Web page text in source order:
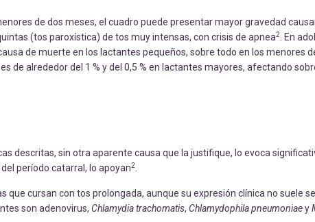
de dos meses, el cuadro puede presentar mayor gravedad
(tos paroxística) de tos muy intensas, con crisis de apnea2
. En
de muerte en los lactantes pequeños, sobre todo en los menores
de alrededor del 1 % y del 0,5 % en lactantes mayores, afectando
descritas, sin otra aparente causa que la justifique, lo evoca
período catarral, lo apoyan2
cursan con tos prolongada, aunque su expresión clínica no suele
son adenovirus, Chlamydia trachomatis, Chlamydophila pneumoniaey